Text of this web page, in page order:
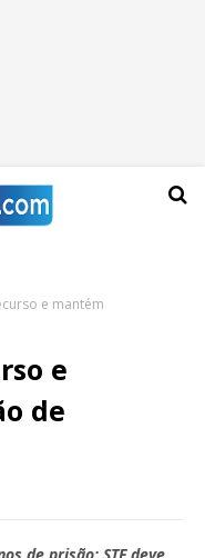
de 2026
e mantém
e
de